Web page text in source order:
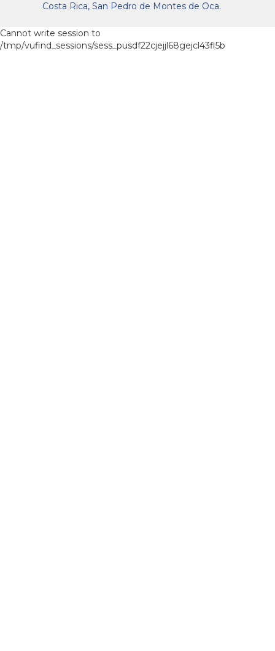
Costa Rica, San Pedro de Montes de Oca.
Cannot write session to
/tmp/vufind_sessions/sess_pusdf22cjejjl68gejcl43fl5b